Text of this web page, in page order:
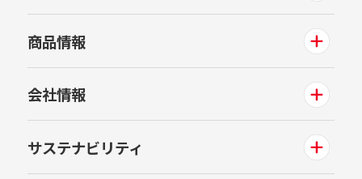
商品情報
会社情報
サステナビリティ